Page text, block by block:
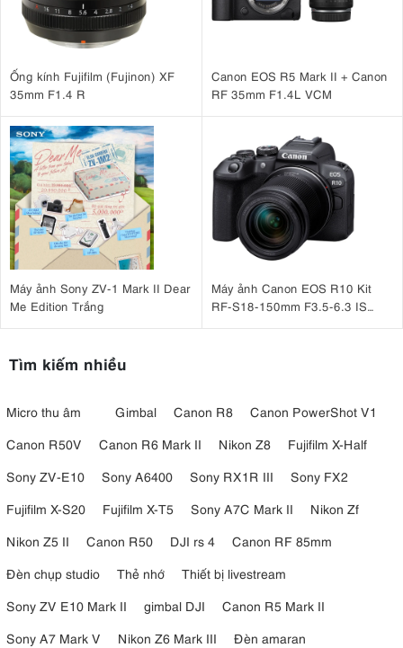
Ống kính Fujifilm (Fujinon) XF
35mm F1.4 R
Canon EOS R5 Mark II + Canon
RF 35mm F1.4L VCM
Máy ảnh Sony ZV-1 Mark II Dear
Me Edition Trắng
Máy ảnh Canon EOS R10 Kit
RF-S18-150mm F3.5-6.3 IS
Tìm kiếm nhiều
Micro thu âm Gimbal Canon R8
Canon PowerShot V1
Canon R50V
Canon R6 Mark II Nikon Z8
Fujifilm X-Half
Sony ZV-E10
Sony A6400 Sony RX1R III
Sony FX2
Fujifilm X-S20
Fujifilm X-T5 Sony A7C Mark II
Nikon Zf
Nikon Z5 II
Canon R50 DJI rs 4
Canon RF 85mm
Đèn chụp studio
Thẻ nhớ
Thiết bị livestream
Sony ZV E10 Mark II
gimbal DJI
Canon R5 Mark II
Sony A7 Mark V
Nikon Z6 Mark III
Đèn amaran